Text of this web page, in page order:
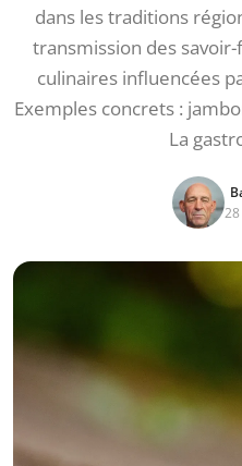
dans les traditions
transmission des
culinaires influencées
Exemples concrets :
La